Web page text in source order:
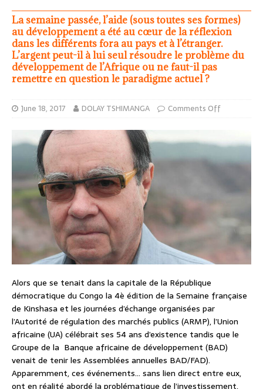
La semaine passée, l’aide (sous toutes ses formes)
au développement a été au cœur de la réflexion
dans les différents fora au pays et à l’étranger.
L’argent peut-il à lui seul résoudre le problème du
développement de l’Afrique ou ne faut-il pas
remettre en question le paradigme actuel ?
June 18, 2017 DOLAY TSHIMANGA Comments Off
Alors que se tenait dans la capitale de la République
démocratique du Congo la 4è édition de la Semaine française
de Kinshasa et les journées d’échange organisées par
l’Autorité de régulation des marchés publics (ARMP), l’Union
africaine (UA) célébrait ses 54 ans d’existence tandis que le
Groupe de la Banque africaine de développement (BAD)
venait de tenir les Assemblées annuelles BAD/FAD).
Apparemment, ces événements… sans lien direct entre eux,
ont en réalité abordé la problématique de l’investissement,